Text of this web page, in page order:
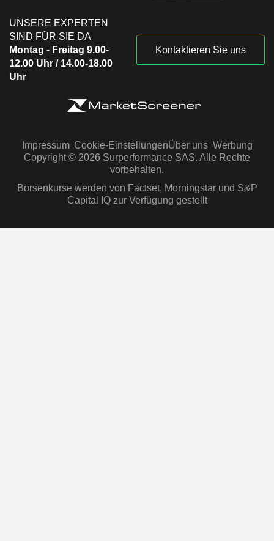
UNSERE EXPERTEN
SIND FÜR SIE DA
Montag - Freitag 9.00-
12.00 Uhr / 14.00-18.00
Uhr
Kontaktieren Sie uns
Impressum Cookie-EinstellungenÜber uns Werbung
Copyright © 2026 Surperformance SAS. Alle Rechte
vorbehalten.
Börsenkurse werden von Factset, Morningstar und S&P
Capital IQ zur Verfügung gestellt